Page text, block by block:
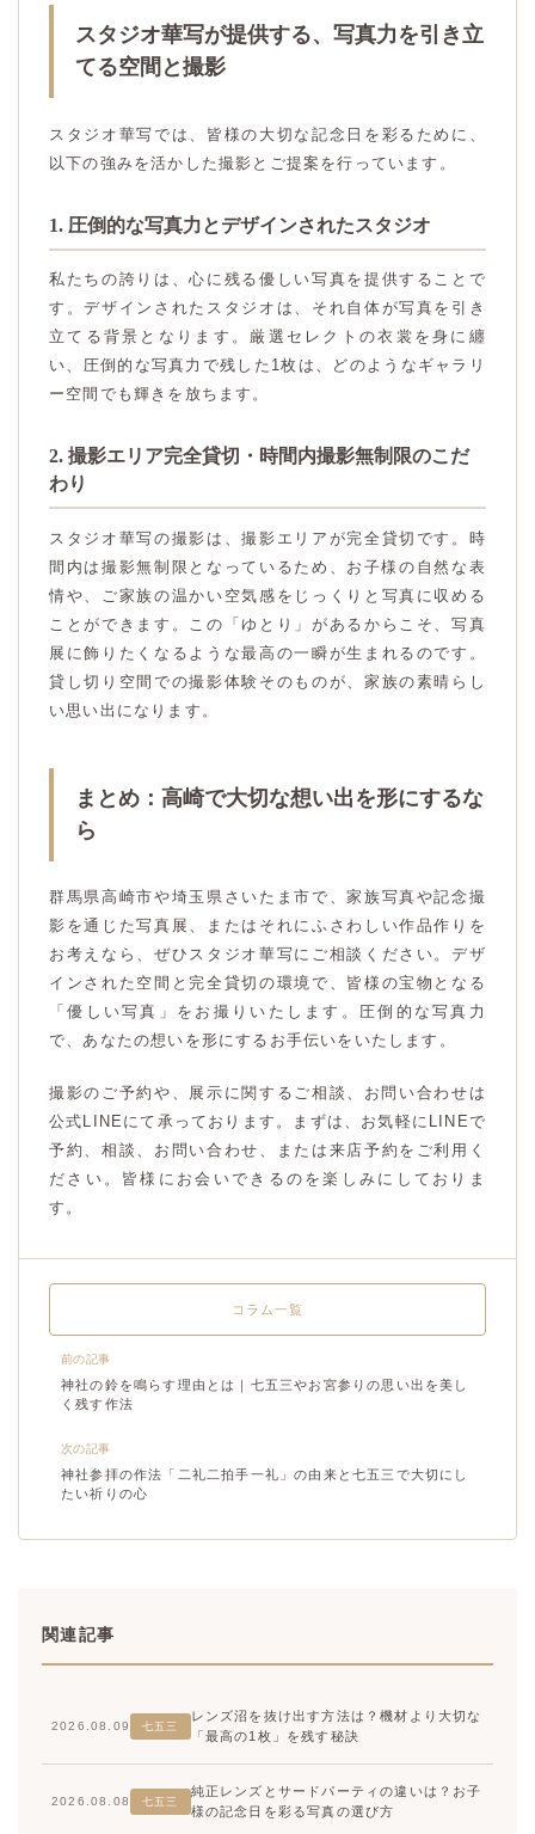
スタジオ華写が提供する、写真力を引き立
てる空間と撮影
スタジオ華写では、皆様の大切な記念日を彩るために、
以下の強みを活かした撮影とご提案を行っています。
1. 圧倒的な写真力とデザインされたスタジオ
私たちの誇りは、心に残る優しい写真を提供することで
す。デザインされたスタジオは、それ自体が写真を引き
立てる背景となります。厳選セレクトの衣裳を身に纏
い、圧倒的な写真力で残した1枚は、どのようなギャラリ
ー空間でも輝きを放ちます。
2. 撮影エリア完全貸切・時間内撮影無制限のこだ
わり
スタジオ華写の撮影は、撮影エリアが完全貸切です。時
間内は撮影無制限となっているため、お子様の自然な表
情や、ご家族の温かい空気感をじっくりと写真に収める
ことができます。この「ゆとり」があるからこそ、写真
展に飾りたくなるような最高の一瞬が生まれるのです。
貸し切り空間での撮影体験そのものが、家族の素晴らし
い思い出になります。
まとめ：高崎で大切な想い出を形にするな
ら
群馬県高崎市や埼玉県さいたま市で、家族写真や記念撮
影を通じた写真展、またはそれにふさわしい作品作りを
お考えなら、ぜひスタジオ華写にご相談ください。デザ
インされた空間と完全貸切の環境で、皆様の宝物となる
「優しい写真」をお撮りいたします。圧倒的な写真力
で、あなたの想いを形にするお手伝いをいたします。
撮影のご予約や、展示に関するご相談、お問い合わせは
公式LINEにて承っております。まずは、お気軽にLINEで
予約、相談、お問い合わせ、または来店予約をご利用く
ださい。皆様にお会いできるのを楽しみにしておりま
す。
前の記事
神社の鈴を鳴らす理由とは｜七五三やお宮参りの思い出を美し
く残す作法
コラム一覧
次の記事
神社参拝の作法「二礼二拍手一礼」の由来と七五三で大切にし
たい祈りの心
関連記事
2026.08.09 七五三
レンズ沼を抜け出す方法は？機材より大切な
「最高の1枚」を残す秘訣
2026.08.08 七五三
純正レンズとサードパーティの違いは？お子
様の記念日を彩る写真の選び方